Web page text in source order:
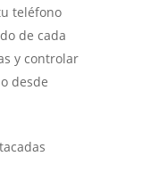
teléfono
de cada
y controlar
desde